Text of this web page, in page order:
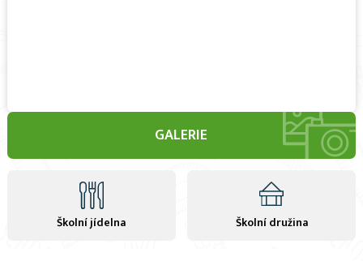
GALERIE
Školní jídelna Školní družina